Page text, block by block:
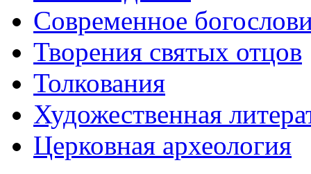
Современное
Творения святых отцов
Толкования
Художественная
Церковная археология